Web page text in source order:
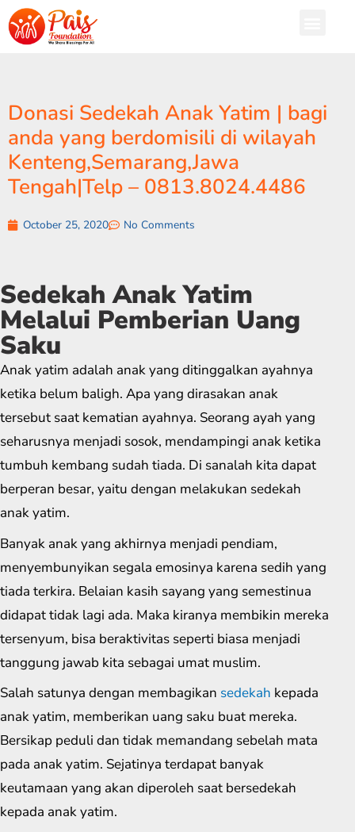
Donasi Sedekah Anak Yatim | bagi
anda yang berdomisili di wilayah
Kenteng,Semarang,Jawa
Tengah|Telp – 0813.8024.4486
October 25, 2020 No Comments
Sedekah Anak Yatim
Melalui Pemberian Uang
Saku
Anak yatim adalah anak yang ditinggalkan ayahnya
ketika belum baligh. Apa yang dirasakan anak
tersebut saat kematian ayahnya. Seorang ayah yang
seharusnya menjadi sosok, mendampingi anak ketika
tumbuh kembang sudah tiada. Di sanalah kita dapat
berperan besar, yaitu dengan melakukan sedekah
anak yatim.
Banyak anak yang akhirnya menjadi pendiam,
menyembunyikan segala emosinya karena sedih yang
tiada terkira. Belaian kasih sayang yang semestinua
didapat tidak lagi ada. Maka kiranya membikin mereka
tersenyum, bisa beraktivitas seperti biasa menjadi
tanggung jawab kita sebagai umat muslim.
Salah satunya dengan membagikan sedekah kepada
anak yatim, memberikan uang saku buat mereka.
Bersikap peduli dan tidak memandang sebelah mata
pada anak yatim. Sejatinya terdapat banyak
keutamaan yang akan diperoleh saat bersedekah
kepada anak yatim.